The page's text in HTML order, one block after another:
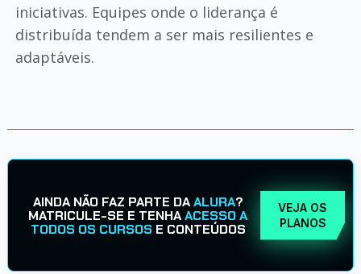
iniciativas. Equipes onde o liderança é
distribuída tendem a ser mais resilientes e
adaptáveis.
AINDA NÃO FAZ PARTE DAALURA?
MATRICULE-SE E TENHAACESSO A
TODOS OS CURSOS E CONTEÚDOS
VEJA OS
PLANOS